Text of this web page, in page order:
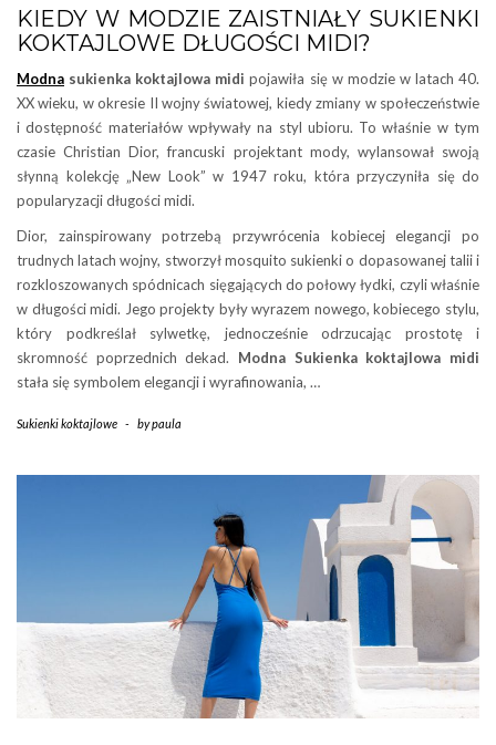
KIEDY W MODZIE ZAISTNIAŁY SUKIENKI
KOKTAJLOWE DŁUGOŚCI MIDI?
Modna sukienka koktajlowa midi pojawiła się w modzie w latach 40.
XX wieku, w okresie II wojny światowej, kiedy zmiany w społeczeństwie
i dostępność materiałów wpływały na styl ubioru. To właśnie w tym
czasie Christian Dior, francuski projektant mody, wylansował swoją
słynną kolekcję „New Look” w 1947 roku, która przyczyniła się do
popularyzacji długości midi.
Dior, zainspirowany potrzebą przywrócenia kobiecej elegancji po
trudnych latach wojny, stworzył mosquito sukienki o dopasowanej talii i
rozkloszowanych spódnicach sięgających do połowy łydki, czyli właśnie
w długości midi. Jego projekty były wyrazem nowego, kobiecego stylu,
który podkreślał sylwetkę, jednocześnie odrzucając prostotę i
skromność poprzednich dekad. Modna Sukienka koktajlowa midi
stała się symbolem elegancji i wyrafinowania, …
Sukienki koktajlowe - bypaula